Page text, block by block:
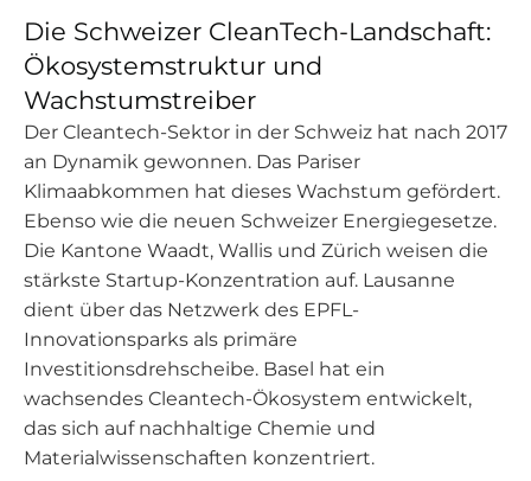
Die Schweizer CleanTech-Landschaft:
Ökosystemstruktur und
Wachstumstreiber
Der Cleantech-Sektor in der Schweiz hat nach 2017
an Dynamik gewonnen. Das Pariser
Klimaabkommen hat dieses Wachstum gefördert.
Ebenso wie die neuen Schweizer Energiegesetze.
Die Kantone Waadt, Wallis und Zürich weisen die
stärkste Startup-Konzentration auf. Lausanne
dient über das Netzwerk des EPFL-
Innovationsparks als primäre
Investitionsdrehscheibe. Basel hat ein
wachsendes Cleantech-Ökosystem entwickelt,
das sich auf nachhaltige Chemie und
Materialwissenschaften konzentriert.